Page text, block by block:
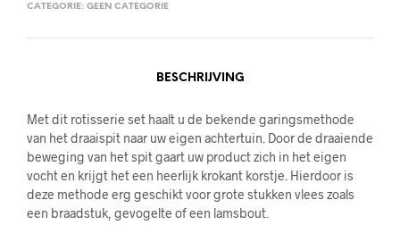
CATEGORIE: GEEN CATEGORIE
BESCHRIJVING
Met dit rotisserie set haalt u de bekende garingsmethode
van het draaispit naar uw eigen achtertuin. Door de draaiende
beweging van het spit gaart uw product zich in het eigen
vocht en krijgt het een heerlijk krokant korstje. Hierdoor is
deze methode erg geschikt voor grote stukken vlees zoals
een braadstuk, gevogelte of een lamsbout.